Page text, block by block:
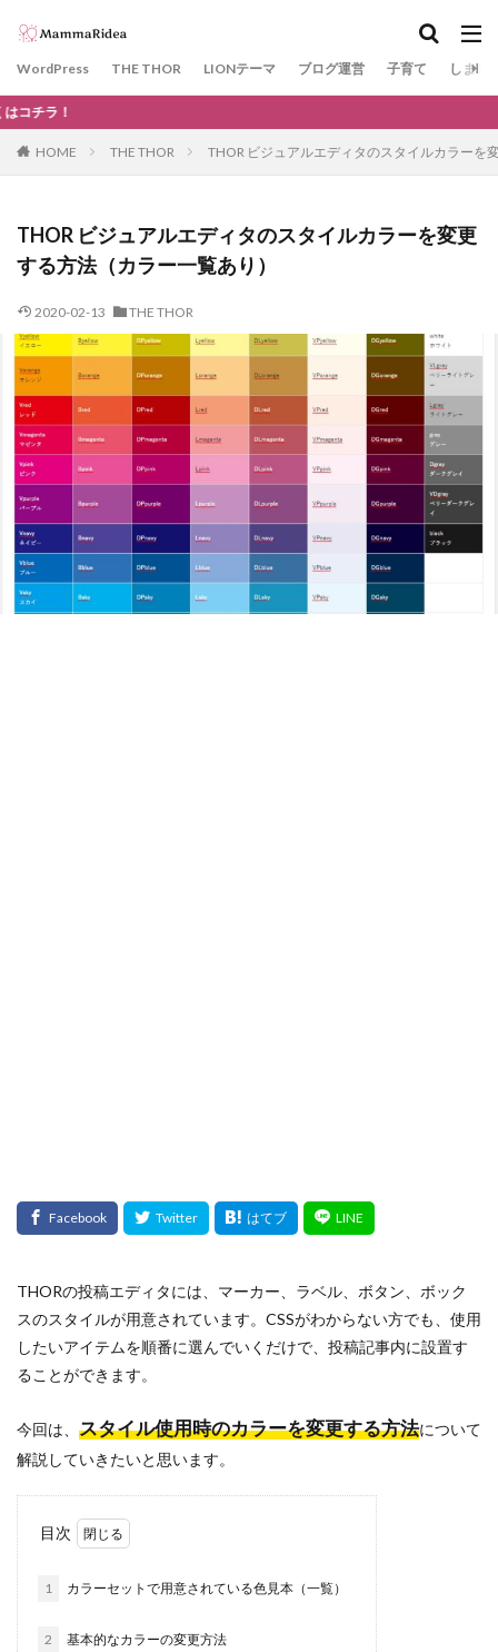
WordPress THE THOR LIONテーマ ブログ運営 子育て しまじ
HOME THE THOR THOR ビジュアルエディタのスタイルカラーを
THOR ビジュアルエディタのスタイルカラーを変更
する方法（カラー一覧あり）
2020-02-13 THE THOR
THORの投稿エディタには、マーカー、ラベル、ボタン、ボック
スのスタイルが用意されています。CSSがわからない方でも、使用
したいアイテムを順番に選んでいくだけで、投稿記事内に設置す
ることができます。
今回は、 スタイル使用時のカラーを変更する方法について
解説していきたいと思います。
目次
1 カラーセットで用意されている色見本（一覧）
2 基本的なカラーの変更方法
カテゴリー
タグ
THE THOR
プラグイン エックスサーバー
Google Chrome
ドメイン
10連休
ゴールデンウィーク Facebook SNS
口
日帰り温泉 西松屋
プレゼントキャンペーン
LIONテーマ ベビー用品
観光
投資信託 WOWOW 言葉 宝くじ
資格
道の駅 ネット注文 キャッシュバック
ホ
リッチェル
トイレトレーニング 絵本 公園
フ
須磨海浜水族園
子育て 童心社
記念フォトブック
しまじろう
LION BLOG DIY LION MEDIA